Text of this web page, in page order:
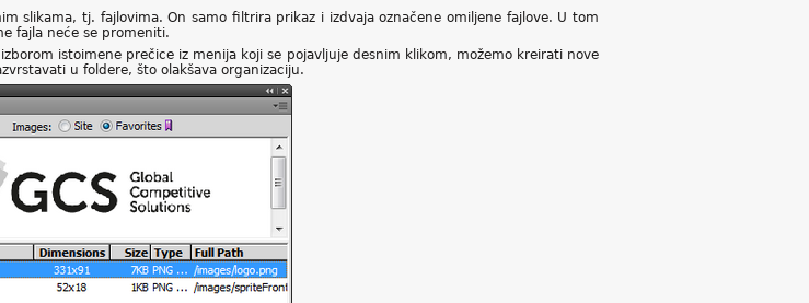
slikama, tj. fajlovima. On samo filtrira prikaz i izdvaja označene omiljene fajlove. U tom
fajla neće se promeniti.
istoimene prečice iz menija koji se pojavljuje desnim klikom, možemo kreirati nove
u foldere, što olakšava organizaciju.